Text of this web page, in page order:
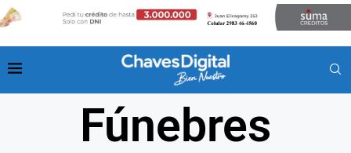
Fúnebres